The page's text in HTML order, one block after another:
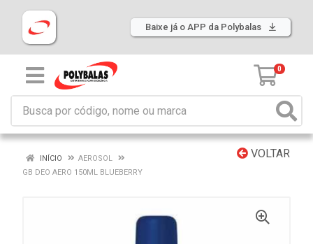
Baixe já o APP da Polybalas
0
VOLTAR
INÍCIO
AEROSOL
GB DEO AERO 150ML BLUEBERRY